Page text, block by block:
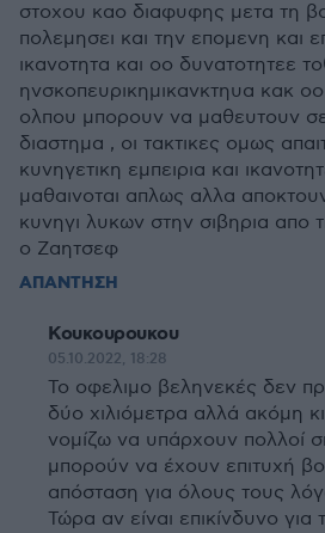
στοχου καο διαφυφης μετα τη
πολεμησει και την επομενη και
ικανοτητα και οο δυνατοτητεε
ηνσκοπευρικημικανκτηυα κακ
ολπου μπορουν να μαθευτουν
διαστημα , οι τακτικες ομως
κυνηγετικη εμπειρια και
μαθαινοται απλως αλλα
κυνηγι λυκων στην σιβηρια απο
ο Ζαητσεφ
ΑΠΑΝΤΗΣΗ
Κουκουρουκου
05.10.2022, 18:28
Το οφελιμο βεληνεκές δεν
δύο χιλιόμετρα αλλά ακόμη
νομίζω να υπάρχουν πολλοί
μπορούν να έχουν επιτυχή
απόσταση για όλους τους
Τώρα αν είναι επικίνδυνο για